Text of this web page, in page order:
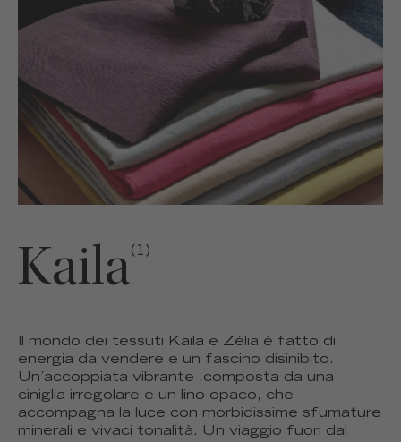
Kaila(1)
Il mondo dei tessuti Kaila e Zélia è fatto di
energia da vendere e un fascino disinibito.
Un’accoppiata vibrante ,composta da una
ciniglia irregolare e un lino opaco, che
accompagna la luce con morbidissime sfumature
minerali e vivaci tonalità. Un viaggio fuori dal